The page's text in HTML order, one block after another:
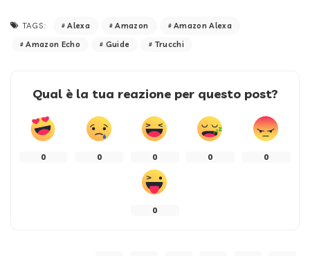
TAGS: Alexa Amazon
Amazon Alexa
Amazon Echo
Guide Trucchi
Qual è la tua reazione per questo post?
0 0 0 0 0
0